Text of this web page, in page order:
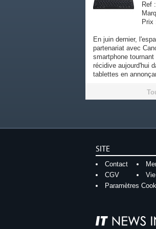
Ref
Prix
En juin dernier,
partenariat avec
smartphone tournant
récidive aujourd'hui
tablettes en
SITE
Contact
CGV
Paramètres